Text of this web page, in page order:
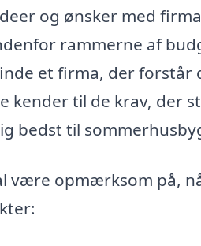
og ønsker med
rammerne af
et firma, der forstår
kender til de krav, der
bedst til
være opmærksom på,